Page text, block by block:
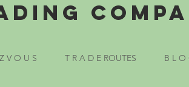
V O U S T R A D E ROUTES B L O